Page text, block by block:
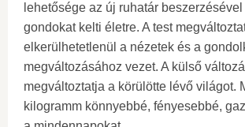
lehetősége az új ruhatár
gondokat kelti életre. A test
elkerülhetetlenül a nézetek és a
megváltozásához vezet. A külső
megváltoztatja a körülötte lévő világot.
kilogramm könnyebbé, fényesebbé,